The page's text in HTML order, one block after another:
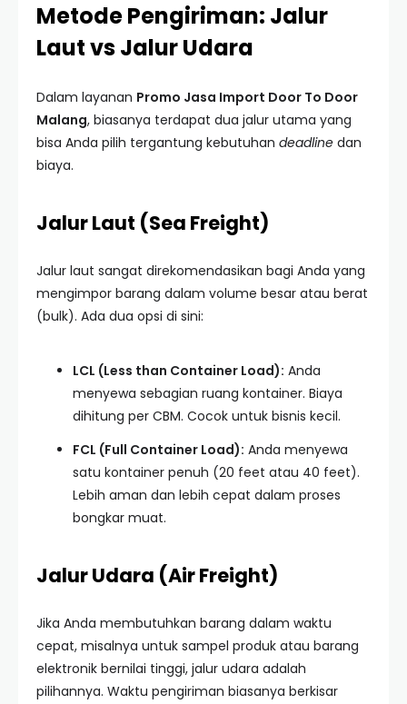
Metode Pengiriman: Jalur
Laut vs Jalur Udara
Dalam layanan Promo Jasa Import Door To Door
Malang, biasanya terdapat dua jalur utama yang
bisa Anda pilih tergantung kebutuhan deadline dan
biaya.
Jalur Laut (Sea Freight)
Jalur laut sangat direkomendasikan bagi Anda yang
mengimpor barang dalam volume besar atau berat
(bulk). Ada dua opsi di sini:
LCL (Less than Container Load): Anda
menyewa sebagian ruang kontainer. Biaya
dihitung per CBM. Cocok untuk bisnis kecil.
FCL (Full Container Load): Anda menyewa
satu kontainer penuh (20 feet atau 40 feet).
Lebih aman dan lebih cepat dalam proses
bongkar muat.
Jalur Udara (Air Freight)
Jika Anda membutuhkan barang dalam waktu
cepat, misalnya untuk sampel produk atau barang
elektronik bernilai tinggi, jalur udara adalah
pilihannya. Waktu pengiriman biasanya berkisar